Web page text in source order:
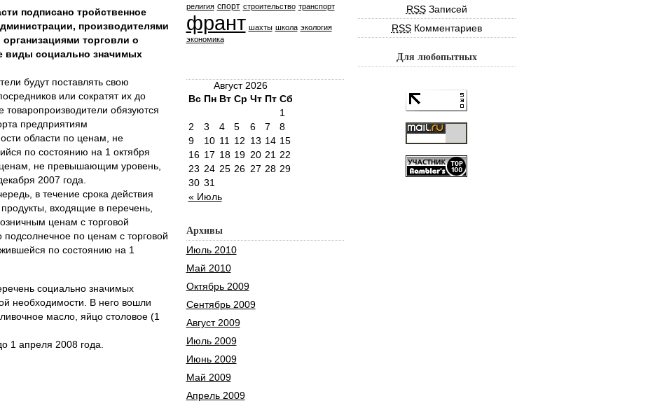
подписано тройственное
производителями
торговли о
виды социально значимых
будут поставлять свою
или сократят их до
обязуются
предприятиям
области по ценам, не
по состоянию на 1 октября
не превышающим уровень,
2007 года.
в течение срока действия
входящие в перечень,
ценам с торговой
по ценам с торговой
по состоянию на 1
социально значимых
необходимости. В него вошли
масло, яйцо столовое (1
1 апреля 2008 года.
религия спорт строительство транспорт
франт шахты школа экология
экономика
Август 2026
Вс Пн Вт Ср Чт Пт Сб
« Июль
1
2
3 4 5 6 7
8
9
10 11 12 13 14 15
16 17 18 19 20 21 22
23 24 25 26 27 28 29
30 31
Архивы
Июль 2010
Май 2010
Октябрь 2009
Сентябрь 2009
Август 2009
Июль 2009
Июнь 2009
Май 2009
Апрель 2009
RSSЗаписей
RSSКомментариев
Для любопытных